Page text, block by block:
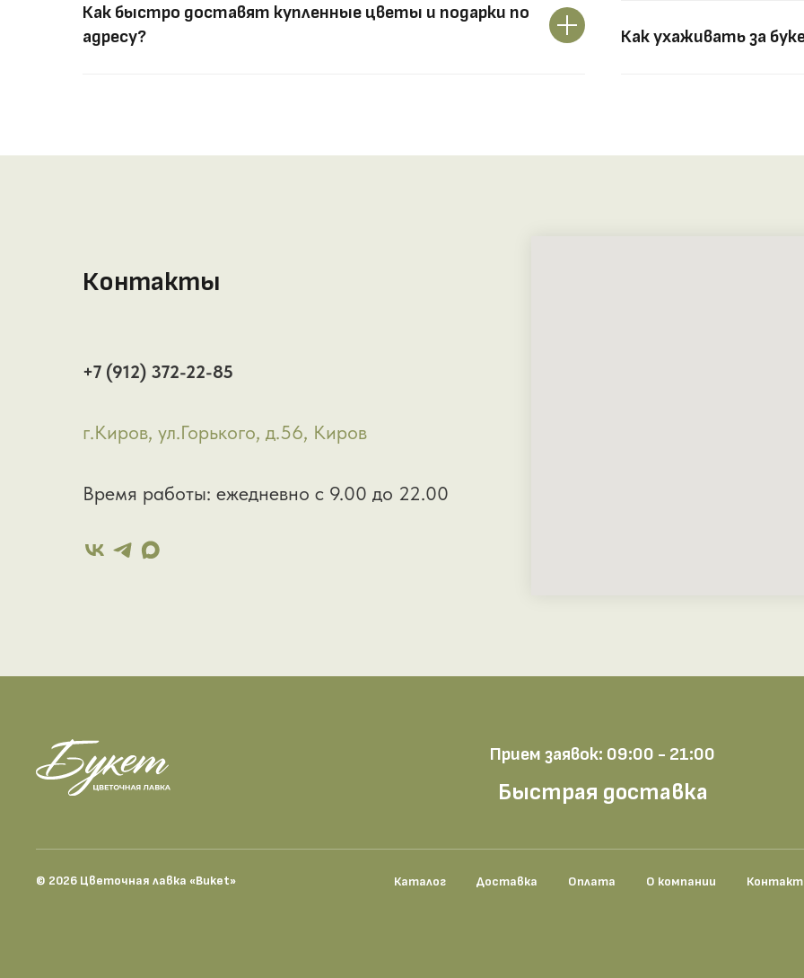
Как быстро доставят купленные цветы и подарки по
адресу?
Как ухаживать за
Контакты
+7 (912) 372-22-85
г.Киров, ул.Горького, д.56, Киров
Время работы: ежедневно с 9.00 до 22.00
Прием заявок: 09:00 - 21:00
Быстрая доставка
© 2026 Цветочная лавка «Buket» Каталог Доставка Оплата О компании